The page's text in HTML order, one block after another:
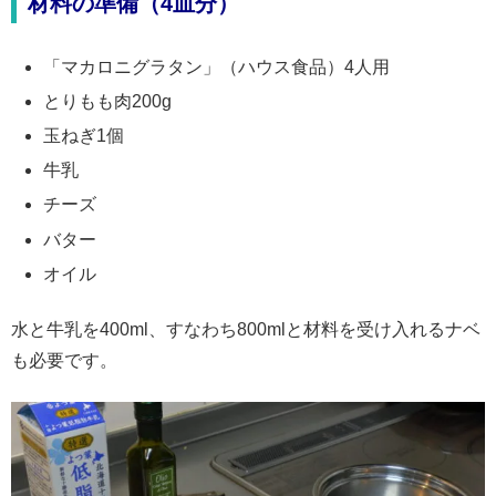
「マカロニグラタン」（ハウス食品）4人用
とりもも肉200g
玉ねぎ1個
牛乳
チーズ
バター
オイル
水と牛乳を400ml、すなわち800mlと材料を受け入れるナベ
も必要です。